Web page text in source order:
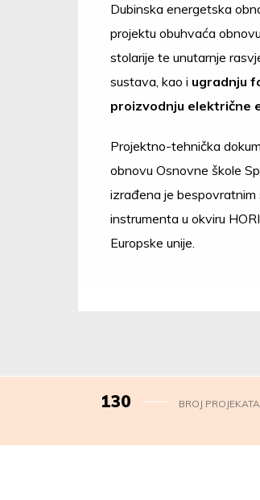
Dubinska energetska
projektu obuhvaća
stolarije te unutarnje
sustava, kao i ugradnju
proizvodnju električne
Projektno-tehnička
obnovu Osnovne škole
izrađena je
instrumenta u okviru
Europske unije.
130 BROJ PROJEKATA